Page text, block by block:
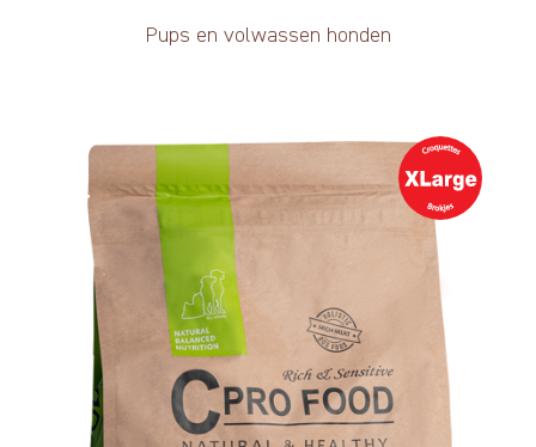
Pups en volwassen honden